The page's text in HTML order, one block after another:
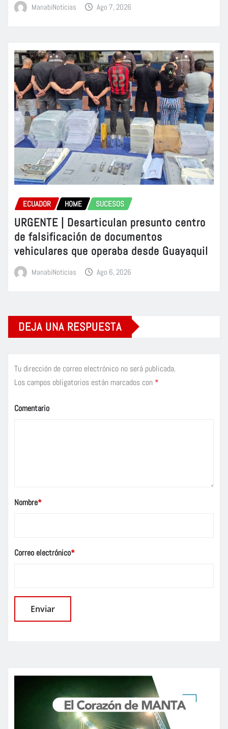
ManabiNoticias Ago 7, 2026
ECUADOR HOME SUCESOS
URGENTE | Desarticulan presunto centro
de falsificación de documentos
vehiculares que operaba desde Guayaquil
ManabiNoticias Ago 6, 2026
DEJA UNA RESPUESTA
Tu dirección de correo electrónico no será publicada.
Los campos obligatorios están marcados con *
Comentario
Nombre*
Correo electrónico*